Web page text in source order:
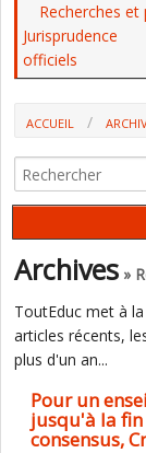
Recherches et
Jurisprudence
officiels
ACCUEIL
LA SCOLARITÉ
Archives »
ToutEduc met à
articles récents,
plus d'un an...
Pour un
jusqu'à la fin
consensus,